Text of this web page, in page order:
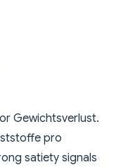
Gewichtsverlust.
pro
satiety signals